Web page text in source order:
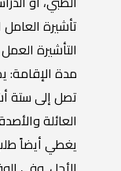
تأشيرة
التأشيرة
مدة الإقامة:
تصل إلى ستة
العائلة
يغطي أيضاً